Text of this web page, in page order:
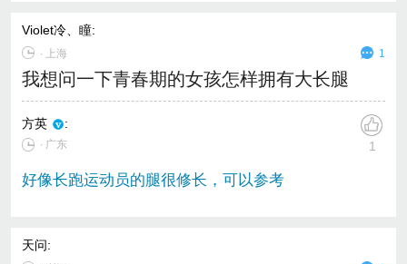
Violet冷、瞳:
∙ 上海 1
我想问一下青春期的女孩怎样拥有大长腿
方英 :
∙ 广东 1
好像长跑运动员的腿很修长，可以参考
天问: